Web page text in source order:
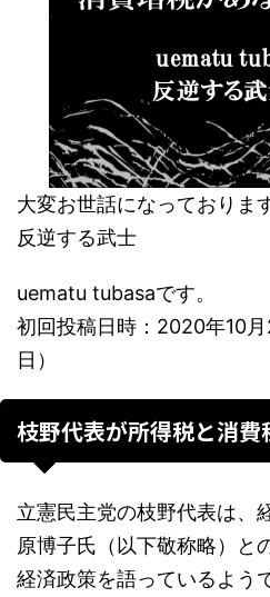
大変お世話になっております
反逆する武士
uematu tubasaです。
初回投稿日時：2020年10
日）
枝野代表が所得税と消費
立憲民主党の枝野代表は、
原博子氏（以下敬称略）と
経済政策を語っているよう